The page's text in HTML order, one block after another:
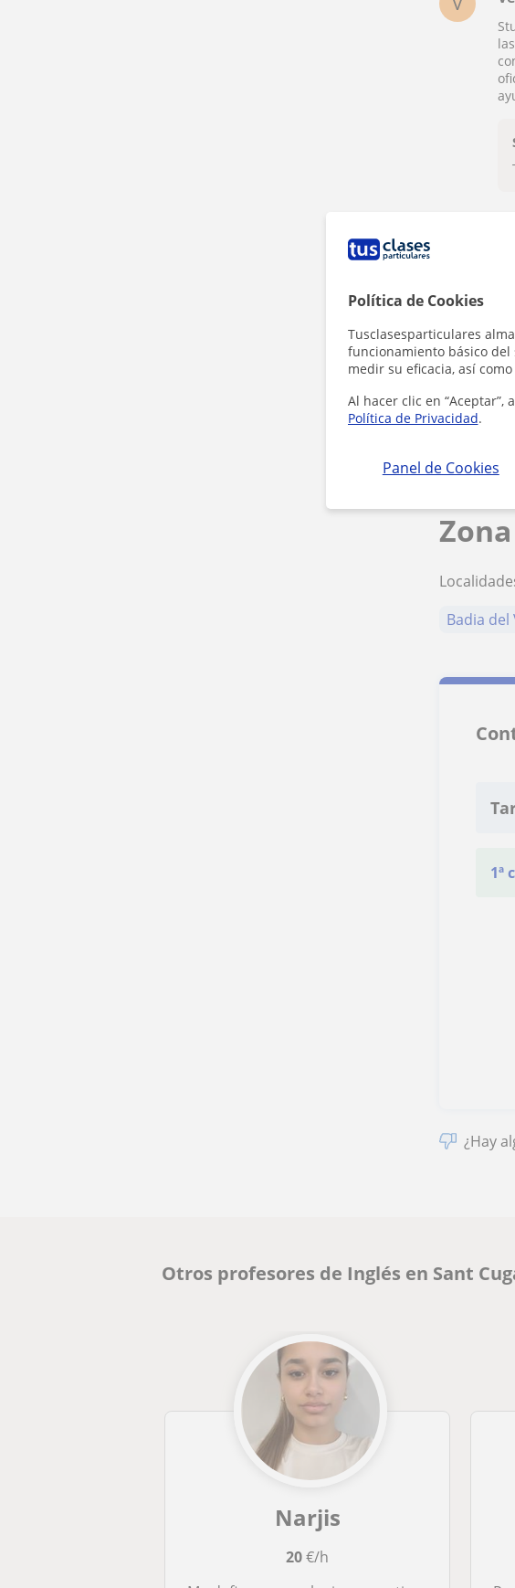
Política de Cookies
Tusclasesparticulares
funcionamiento básico
medir su eficacia, así
Al hacer clic en “Aceptar”,
Política de Privacidad.
Panel de Cookies
Badia del
1ª
¿Hay
Otros profesores de Inglés en Sant
Narjis
20€/h